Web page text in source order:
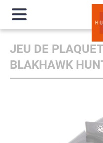
JEU DE
BLAKHAWK